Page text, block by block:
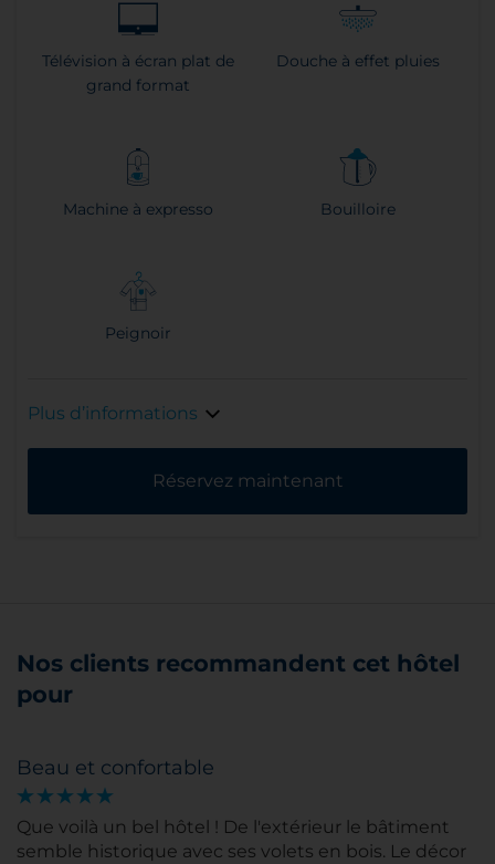
Télévision à écran plat de
grand format
Douche à effet pluies
Machine à expresso Bouilloire
Peignoir
Plus d’informations
Réservez maintenant
Nos clients recommandent cet hôtel
pour
Beau et confortable
Que voilà un bel hôtel ! De l'extérieur le bâtiment
semble historique avec ses volets en bois. Le décor